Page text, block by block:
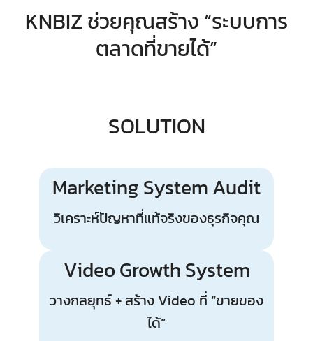
KNBIZ ช่วยคุณสร้าง “ระบบการ
ตลาดที่ขายได้”
SOLUTION
Marketing System Audit
วิเคราะห์ปัญหาที่แท้จริงของธุรกิจคุณ
Video Growth System
วางกลยุทธ์ + สร้าง Video ที่ “ขายของ
ได้”